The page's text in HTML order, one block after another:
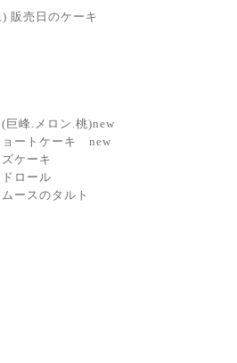
販売日のケーキ
巨峰.メロン.桃)new
ョートケーキ new
ズケーキ
ドロール
ムースのタルト